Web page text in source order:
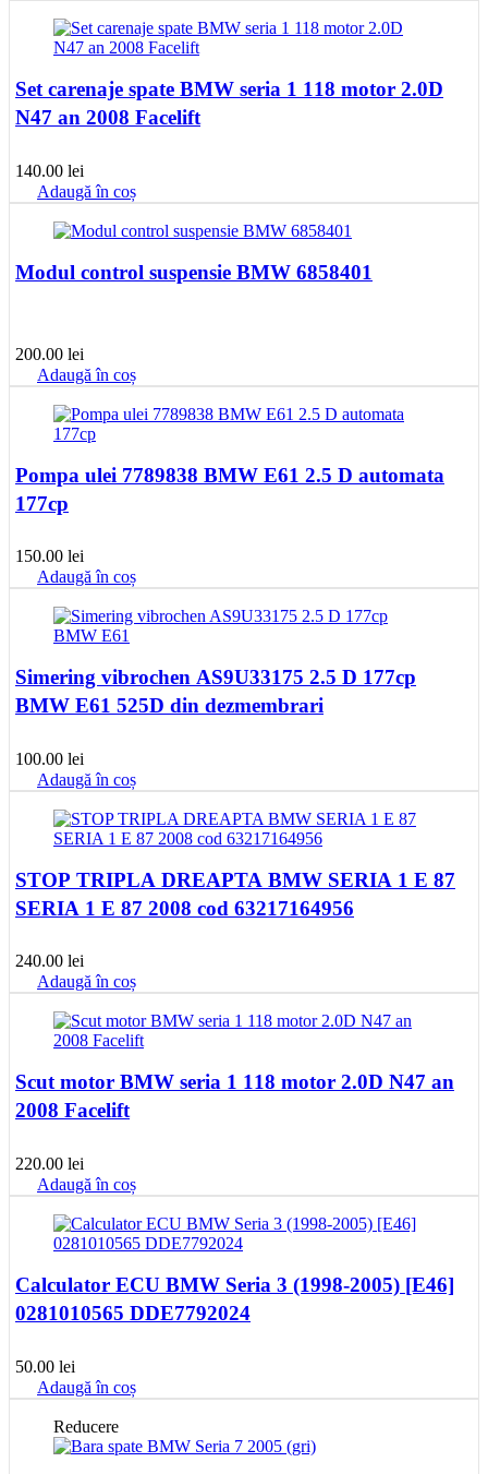
Set carenaje spate BMW seria 1 118 motor 2.0D
N47 an 2008 Facelift
140.00 lei
Adaugă în coș
Modul control suspensie BMW 6858401
200.00 lei
Adaugă în coș
Pompa ulei 7789838 BMW E61 2.5 D automata
177cp
150.00 lei
Adaugă în coș
Simering vibrochen AS9U33175 2.5 D 177cp
BMW E61 525D din dezmembrari
100.00 lei
Adaugă în coș
STOP TRIPLA DREAPTA BMW SERIA 1 E 87
SERIA 1 E 87 2008 cod 63217164956
240.00 lei
Adaugă în coș
Scut motor BMW seria 1 118 motor 2.0D N47 an
2008 Facelift
220.00 lei
Adaugă în coș
Calculator ECU BMW Seria 3 (1998-2005) [E46]
0281010565 DDE7792024
50.00 lei
Adaugă în coș
Reducere